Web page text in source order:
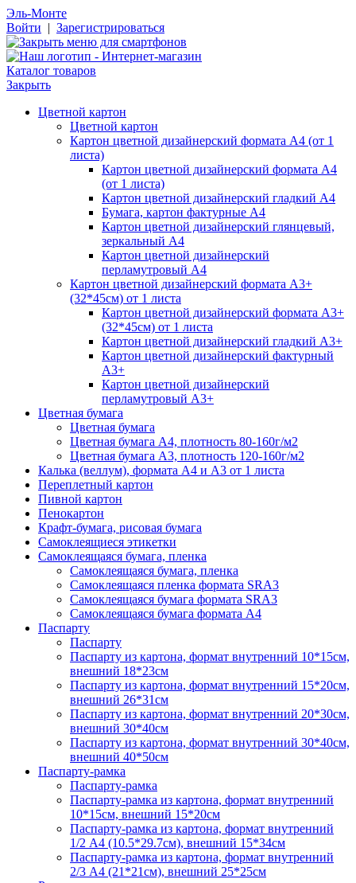
Эль-Монте
Войти | Зарегистрироваться
Каталог товаров
Закрыть
Цветной картон
Цветной картон
Картон цветной дизайнерский формата А4 (от 1
листа)
Картон цветной дизайнерский формата А4
(от 1 листа)
Картон цветной дизайнерский гладкий А4
Бумага, картон фактурные А4
Картон цветной дизайнерский глянцевый,
зеркальный А4
Картон цветной дизайнерский
перламутровый А4
Картон цветной дизайнерский формата А3+
(32*45см) от 1 листа
Картон цветной дизайнерский формата А3+
(32*45см) от 1 листа
Картон цветной дизайнерский гладкий А3+
Картон цветной дизайнерский фактурный
А3+
Картон цветной дизайнерский
перламутровый А3+
Цветная бумага
Цветная бумага
Цветная бумага А4, плотность 80-160г/м2
Цветная бумага А3, плотность 120-160г/м2
Калька (веллум), формата А4 и А3 от 1 листа
Переплетный картон
Пивной картон
Пенокартон
Крафт-бумага, рисовая бумага
Самоклеящиеся этикетки
Самоклеящаяся бумага, пленка
Самоклеящаяся бумага, пленка
Самоклеящаяся пленка формата SRА3
Самоклеящаяся бумага формата SRА3
Самоклеящаяся бумага формата А4
Паспарту
Паспарту
Паспарту из картона, формат внутренний 10*15см,
внешний 18*23см
Паспарту из картона, формат внутренний 15*20см,
внешний 26*31см
Паспарту из картона, формат внутренний 20*30см,
внешний 30*40см
Паспарту из картона, формат внутренний 30*40см,
внешний 40*50см
Паспарту-рамка
Паспарту-рамка
Паспарту-рамка из картона, формат внутренний
10*15см, внешний 15*20см
Паспарту-рамка из картона, формат внутренний
1/2 А4 (10.5*29.7см), внешний 15*34см
Паспарту-рамка из картона, формат внутренний
2/3 А4 (21*21см), внешний 25*25см